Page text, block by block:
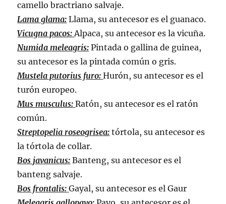
camello bractriano salvaje.
Lama glama: Llama, su antecesor es el guanaco.
Vicugna pacos: Alpaca, su antecesor es la vicuña.
Numida meleagris: Pintada o gallina de guinea,
su antecesor es la pintada común o gris.
Mustela putorius furo: Hurón, su antecesor es el
turón europeo.
Mus musculus: Ratón, su antecesor es el ratón
común.
Streptopelia roseogrisea: tórtola, su antecesor es
la tórtola de collar.
Bos javanicus: Banteng, su antecesor es el
banteng salvaje.
Bos frontalis: Gayal, su antecesor es el Gaur